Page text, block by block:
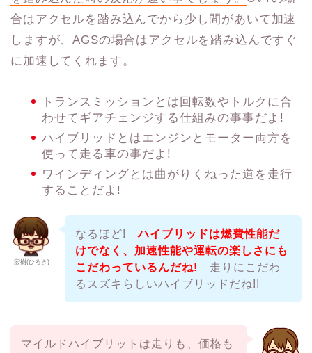
合はアクセルを踏み込んでから少し間があいて加速
しますが、AGSの場合はアクセルを踏み込んですぐ
に加速してくれます。
トランスミッションとは回転数やトルクに合
わせてギアチェンジする仕組みの事事だよ!
ハイブリッドとはエンジンとモーター両方を
使って走る車の事だよ!
ワインディングとは曲がりくねった道を走行
することだよ!
宏樹(ひろき)
なるほど!ハイブリッドは燃費性能だ
けでなく、 加速性能や運転の楽しさにも
こだわっているんだね! 走りにこだわ
るスズキらしいハイブリッドだね!!
マイルドハイブリットは走りも、価格も